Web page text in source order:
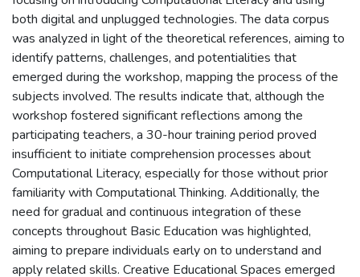
both digital and unplugged technologies. The data corpus
was analyzed in light of the theoretical references, aiming to
identify patterns, challenges, and potentialities that
emerged during the workshop, mapping the process of the
subjects involved. The results indicate that, although the
workshop fostered significant reflections among the
participating teachers, a 30-hour training period proved
insufficient to initiate comprehension processes about
Computational Literacy, especially for those without prior
familiarity with Computational Thinking. Additionally, the
need for gradual and continuous integration of these
concepts throughout Basic Education was highlighted,
aiming to prepare individuals early on to understand and
apply related skills. Creative Educational Spaces emerged